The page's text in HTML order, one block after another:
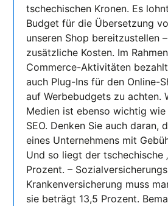
tschechischen Kronen. Es
Budget für die Übersetzung
unseren Shop bereitzustellen
zusätzliche Kosten. Im
Commerce-Aktivitäten
auch Plug-Ins für den Online-
auf Werbebudgets zu achten.
Medien ist ebenso wichtig
SEO. Denken Sie auch daran,
eines Unternehmens mit
Und so liegt der tschechische
Prozent. –
Krankenversicherung muss
sie beträgt 13,5 Prozent.